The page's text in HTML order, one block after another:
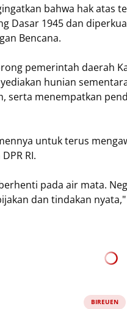
bahwa hak atas
Dasar 1945 dan
Bencana.
pemerintah daerah
hunian
serta menempatkan
untuk terus
RI.
pada air mata.
dan tindakan nyata,"
BIREUEN